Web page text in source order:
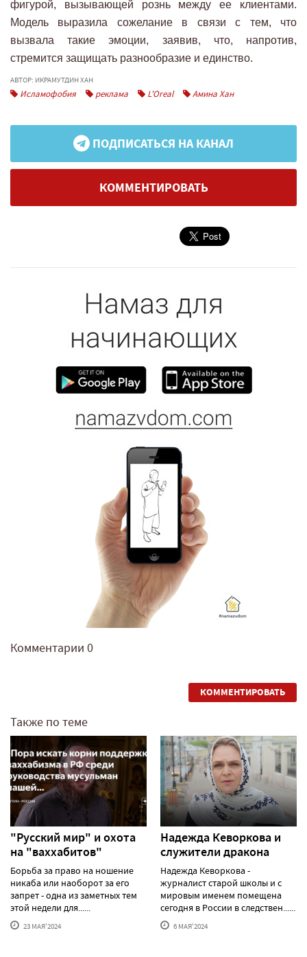
фигурой, вызывающей рознь между ее клиентами.
Модель выразила сожелание в связи с тем, что
вызвала такие эмоции, заявив, что, напротив,
стремится защищать разнообразие и единство.
АВТОР: ИКРАМУТДИН ХАН
Исламофобия реклама L'Oreal Амина Хан
ПОДПИСАТЬСЯ НА КАНАЛ
КОММЕНТИРОВАТЬ
Комментарии 0
КОММЕНТИРОВАТЬ
Также по теме
"Русский мир" и охота
на "ваххабитов"
Борьба за право на ношение
никаба или наоборот за его
запрет - одна из заметных тем
этой недели для......
23 МАЯ'2024
Надежда Кеворкова и
служители дракона
Надежда Кеворкова -
журналист старой школы и с
мировым именем помещена
сегодня в России в следствен......
6 МАЯ'2024